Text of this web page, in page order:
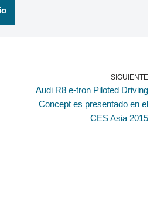
SIGUIENTE
Audi R8 e-tron Piloted Driving
Concept es presentado en el
CES Asia 2015